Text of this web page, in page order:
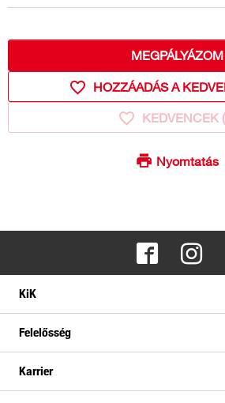
MEGPÁLYÁZOM
HOZZÁADÁS A
KEDVENCEK (
Nyomtatás
KiK
Felelősség
Karrier